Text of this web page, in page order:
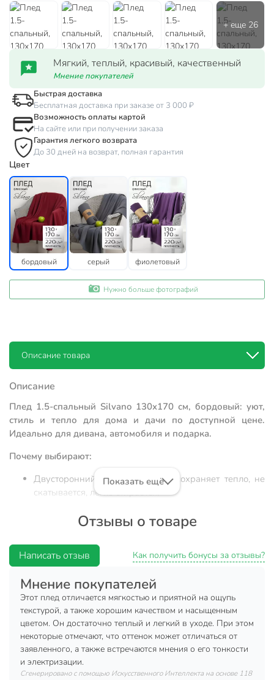
Мягкий, теплый, красивый, качественный
Мнение покупателей
Быстрая доставка
Бесплатная доставка при заказе от 3 000 ₽
Возможность оплаты картой
На сайте или при получении заказа
Гарантия легкого возврата
До 30 дней на возврат, полная гарантия
Цвет
бордовый серый фиолетовый
Нужно больше фотографий
Описание товара
Описание
Плед 1.5-спальный Silvano 130x170 см, бордовый: уют,
стиль и тепло для дома и дачи по доступной цене.
Идеально для дивана, автомобиля и подарка.
Почему выбирают:
Двусторонний флисовый плед: сохраняет тепло, не
скатывается, легко стирается.
взрослого, не теряет форму после стирки. Материал
Многофункциональность: для дома, дачи, пикника, в
машину или как недорогой подарок.
Плед 1.5-спальный Silvano 130х170 см — это оптимальный
выбор для тех, кто ищет недорогой и тёплый плед для
дома, дачи или автомобиля. Благодаря флису из 100%
полиэстера изделие быстро сохнет, не требует сложного
ухода и сохраняет насыщенный бордовый цвет даже
после многократных стирок при 30 градусах.
Двусторонняя конструкция делает плед особенно
Показать ещё
Отзывы о товаре
Написать отзыв Как получить бонусы за отзывы?
Мнение покупателей
Этот плед отличается мягкостью и приятной на ощупь
текстурой, а также хорошим качеством и насыщенным
цветом. Он достаточно теплый и легкий в уходе. При этом
некоторые отмечают, что оттенок может отличаться от
заявленного, а также встречаются мнения о его тонкости
и электризации.
Сгенерировано с помощью Искусственного Интеллекта на основе 118